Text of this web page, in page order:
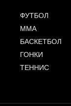
ФУТБОЛ
ММА
БАСКЕТБОЛ
ГОНКИ
ТЕННИС